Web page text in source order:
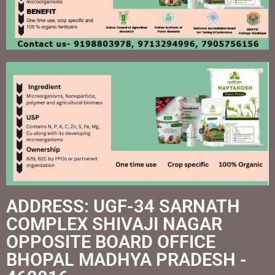
ADDRESS: UGF-34 SARNATH
COMPLEX SHIVAJI NAGAR
OPPOSITE BOARD OFFICE
BHOPAL MADHYA PRADESH -